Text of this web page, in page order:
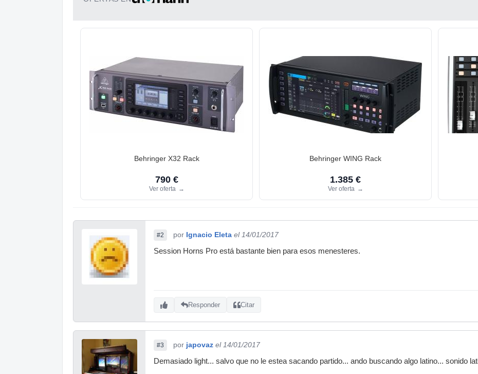
Behringer X32 Rack
790 €
Ver oferta →
Behringer WING Rack
1.385 €
Ver oferta →
#2 por Ignacio Eleta el 14/01/2017
Session Horns Pro está bastante bien para esos menesteres.
Responder Citar
#3 por japovaz el 14/01/2017
Demasiado light... salvo que no le estea sacando partido... ando buscando algo latino... sonido